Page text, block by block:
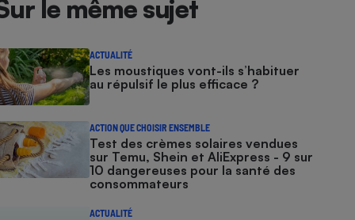
le même sujet
ACTUALITÉ
Les moustiques vont-ils s’habituer
au répulsif le plus efficace ?
ACTION QUE CHOISIR ENSEMBLE
Test des crèmes solaires vendues
sur Temu, Shein et AliExpress - 9 sur
10 dangereuses pour la santé des
consommateurs
ACTUALITÉ